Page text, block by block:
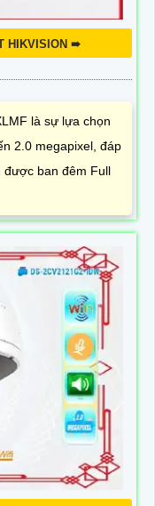
HIKVISION ➠
là sự lựa chọn
2.0 megapixel, đáp
được ban đêm Full